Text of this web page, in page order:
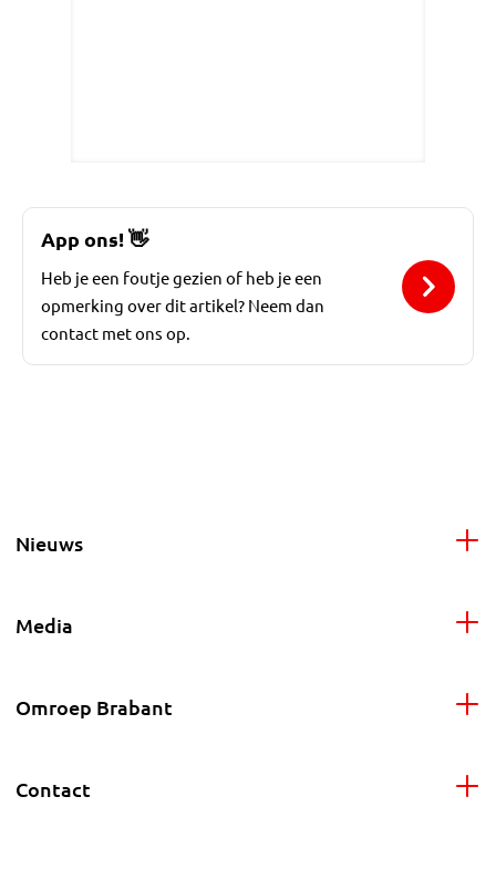
App ons!👋
Heb je een foutje gezien of heb je een
opmerking over dit artikel? Neem dan
contact met ons op.
Nieuws
Media
Omroep Brabant
Contact